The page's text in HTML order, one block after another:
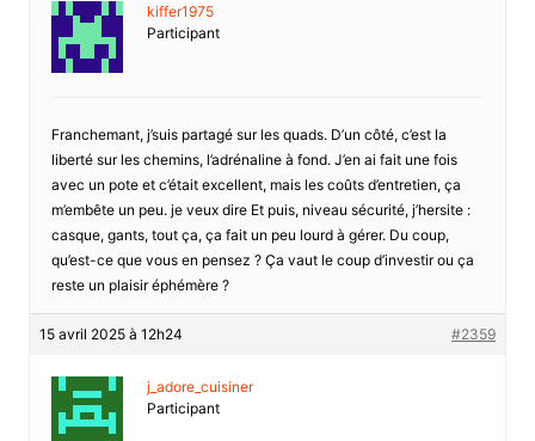
kiffer1975
Participant
Franchemant, j’suis partagé sur les quads. D’un côté, c’est la
liberté sur les chemins, l’adrénaline à fond. J’en ai fait une fois
avec un pote et c’était excellent, mais les coûts d’entretien, ça
m’embête un peu. je veux dire Et puis, niveau sécurité, j’hersite :
casque, gants, tout ça, ça fait un peu lourd à gérer. Du coup,
qu’est-ce que vous en pensez ? Ça vaut le coup d’investir ou ça
reste un plaisir éphémère ?
15 avril 2025 à 12h24 #2359
j_adore_cuisiner
Participant